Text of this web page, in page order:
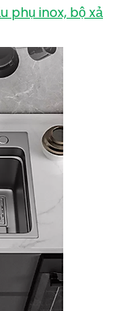
phụ inox, bộ xả